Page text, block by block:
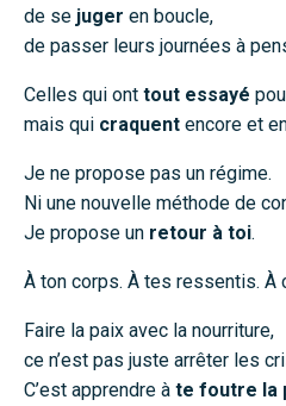
de se juger en boucle,
de passer leurs journées à
Celles qui ont tout essayé
mais qui craquent encore et
Je ne propose pas un régime.
Ni une nouvelle méthode de
Je propose un retour à toi.
À ton corps. À tes ressentis. À
Faire la paix avec la nourriture,
ce n’est pas juste arrêter les
C’est apprendre à te foutre la